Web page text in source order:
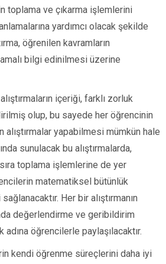
toplama ve çıkarma işlemlerini
yardımcı olacak şekilde
öğrenilen kavramların
bilgi edinilmesi üzerine
içeriği, farklı zorluk
olup, bu sayede her öğrencinin
yapabilmesi mümkün hale
sunulacak bu alıştırmalarda,
toplama işlemlerine de yer
matematiksel bütünlük
Her bir alıştırmanın
değerlendirme ve geribildirim
öğrencilerle paylaşılacaktır.
kendi öğrenme süreçlerini daha iyi